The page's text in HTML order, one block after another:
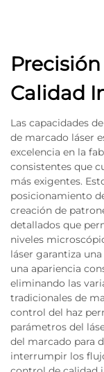
Calidad
Las capacidades
de marcado láser
excelencia en la
consistentes que
más exigentes.
posicionamiento
creación de
detallados que
niveles
láser garantiza
una apariencia
eliminando las
tradicionales de
control del haz
parámetros del
del marcado para
interrumpir los